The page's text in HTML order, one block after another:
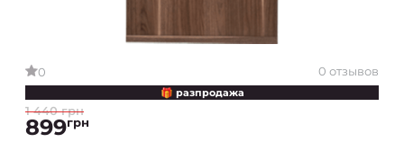
0 0 отзывов
🎁 разпродажа
1 440 грн
899грн